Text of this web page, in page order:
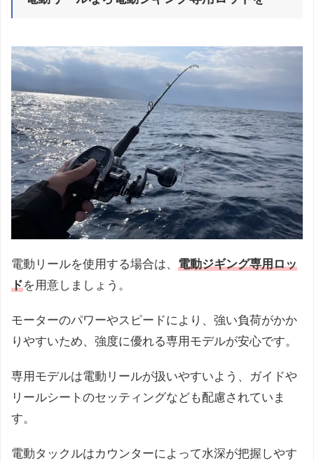
電動リールを使用する場合は、 電動ジギング専用ロッ
ドを用意しましょう。
モーターのパワーやスピードにより、強い負荷がかか
りやすいため、強度に優れる専用モデルが安心です。
専用モデルは電動リールが扱いやすいよう、ガイドや
リールシートのセッティングなども配慮されていま
す。
電動タックルはカウンターによって水深が把握しやす